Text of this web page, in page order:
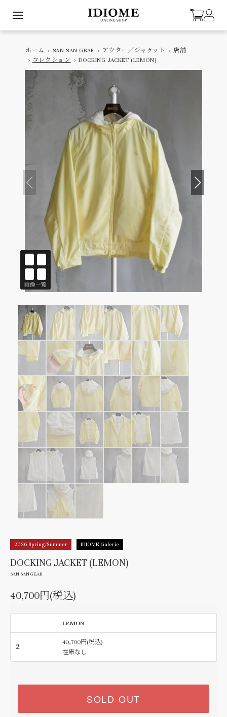
ホーム > SAN SAN GEAR > アウター／ジャケット > 店舗
> コレクション > DOCKING JACKET (LEMON)
2026 Spring/Summer IDIOME Galerie
DOCKING JACKET (LEMON)
SAN SAN GEAR
40,700円(税込)
LEMON
２
40,700円(税込)
在庫なし
SOLD OUT